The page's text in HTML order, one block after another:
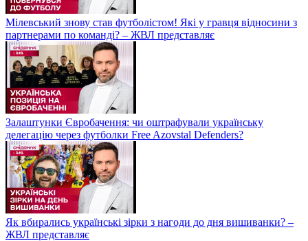
Мілевський знову став футболістом! Які у гравця відносини з
партнерами по команді? – ЖВЛ представляє
Залаштунки Євробачення: чи оштрафували українську
делегацію через футболки Free Azovstal Defenders?
Як вбирались українські зірки з нагоди до дня вишиванки? –
ЖВЛ представляє